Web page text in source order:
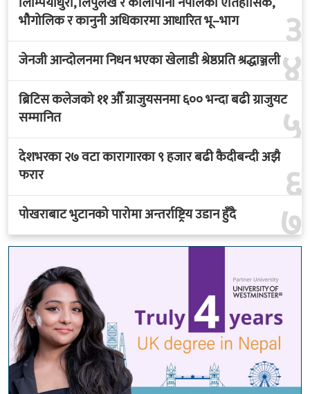
३
भौगोलिक र कानुनी अधिकारमा आधारित भू–भाग
४
जेनजी आन्दोलनमा निधन भएका खेलाडी श्रेष्ठप्रति श्रद्धाञ्जली
५
ब्रिटिस कलेजको ११ औँ ग्राजुयसनमा ६०० भन्दा बढी ग्राजुयट
सम्मानित
६
देशभरका २७ वटा कारागारका ९ हजार बढी कैदीबन्दी अझै
फरार
७
पोखराबाट भुटानको पारोमा अन्तर्राष्ट्रिय उडान हुँदै